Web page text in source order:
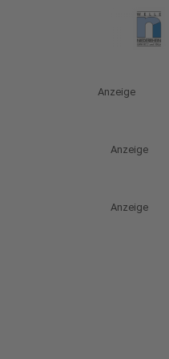
Anzeige
Anzeige
Anzeige